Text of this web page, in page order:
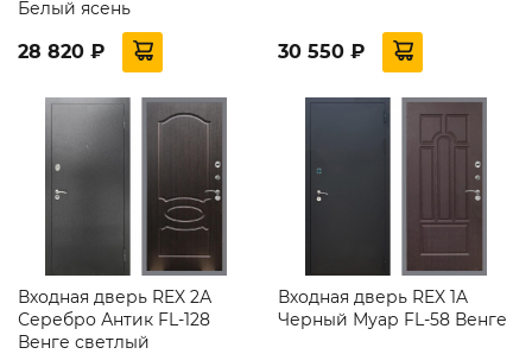
Белый ясень
28 820 ₽ 30 550 ₽
Входная дверь REX 2А
Серебро Антик FL-128
Венге светлый
Входная дверь REX 1A
Черный Муар FL-58 Венге